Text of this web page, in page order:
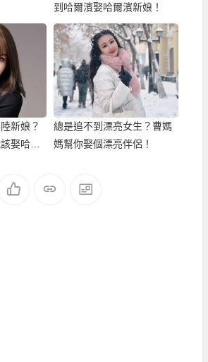
到哈爾濱娶哈爾濱新娘！
新娘？
娶哈爾
總是追不到漂亮女生？曹媽
媽幫你娶個漂亮伴侶！